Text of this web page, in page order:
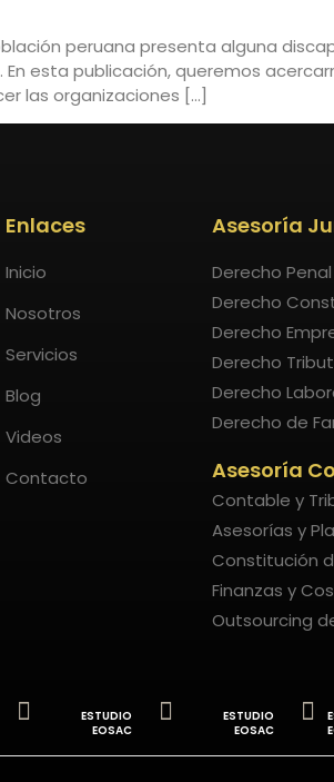
peruana presenta alguna
En esta publicación, queremos
las organizaciones […]
Enlaces
Inicio
Nosotros
Servicios
Blog
Videos
Contacto
Asesoría
Derecho Penal
Derecho
Derecho
Derecho
Derecho
Derecho de
Asesoría
Contable y
Asesorías y
Constitución
Finanzas y
Outsourcing
ESTUDIO
EOSAC
ESTUDIO
EOSAC